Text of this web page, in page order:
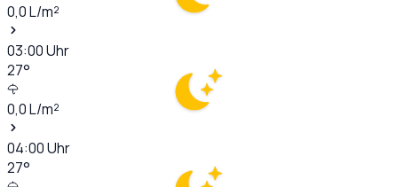
0,0L/m²
03:00Uhr
27°
0,0L/m²
04:00Uhr
27°